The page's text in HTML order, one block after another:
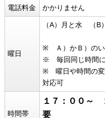
電話料金 かかりません
曜日
（A）月と水 （B
※ Ａ）かＢ）のい
※ 毎回同じ時間
※ 曜日や時間の変
対応可
時間帯
１７：００～
要